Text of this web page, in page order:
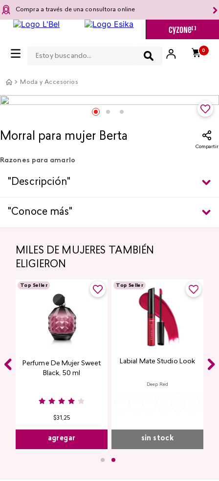
Compra a través de una consultora online
0
Moda y Accesorios
Morral para mujer Berta
Compartir
Razones para amarlo
"Descripción"
"Conoce más"
MILES DE MUJERES TAMBIÉN
ELIGIERON
Top Seller
Perfume De Mujer Sweet
Black, 50 ml
$31,25
agregar
Top Seller
Labial Mate Studio Look
Deep Red
Burgundy
RosePink
sin stock